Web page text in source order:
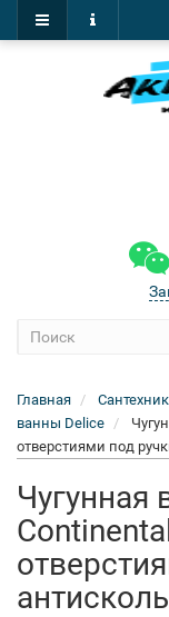
Главная
ванны Delice
отверстиями под
Чугунная